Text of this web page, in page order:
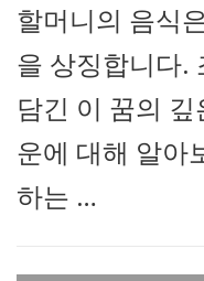
할머니의 음식
을 상징합니다.
담긴 이 꿈의
운에 대해 알아
하는 …